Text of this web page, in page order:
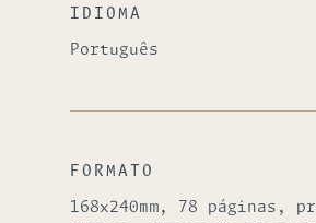
IDIOMA
Português
FORMATO
168x240mm, 78 páginas,